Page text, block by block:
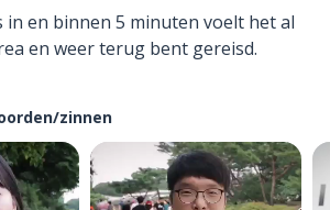
in en binnen 5 minuten voelt het al
en weer terug bent gereisd.
zinnen